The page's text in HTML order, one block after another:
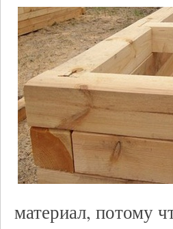
материал, потому